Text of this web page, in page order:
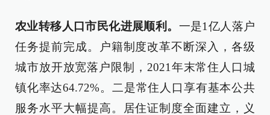
农业转移人口市民化进展顺利。 一是1亿人落户
任务提前完成。户籍制度改革不断深入，各级
城市放开放宽落户限制，2021年末常住人口城
镇化率达64.72%。二是常住人口享有基本公共
服务水平大幅提高。居住证制度全面建立，义